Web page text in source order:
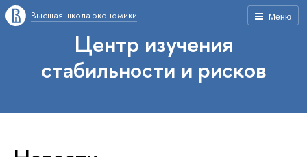
Меню
Высшая школа экономики
Центр изучения
стабильности и рисков